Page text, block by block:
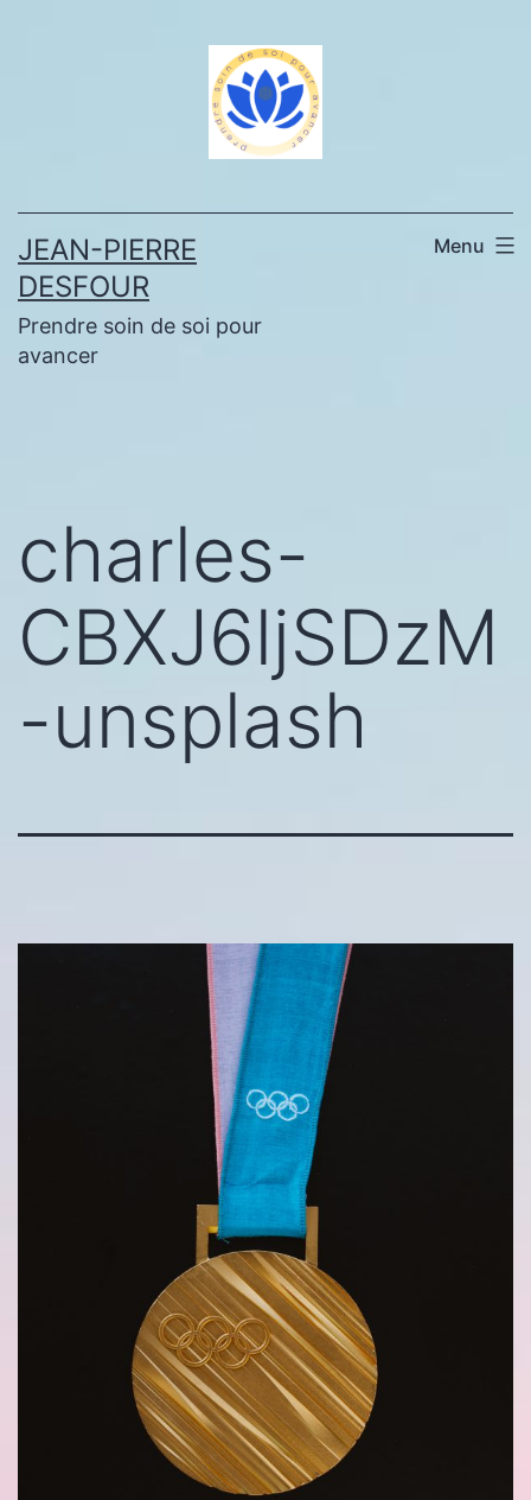
JEAN-PIERRE
DESFOUR
Prendre soin de soi pour
avancer
Menu
charles-
CBXJ6ljSDzM
-unsplash